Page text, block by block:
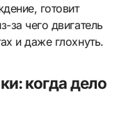
готовит
за чего двигатель
и даже глохнуть.
когда дело